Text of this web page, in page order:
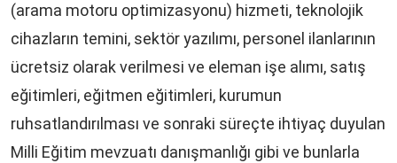
(arama motoru optimizasyonu) hizmeti, teknolojik
cihazların temini, sektör yazılımı, personel ilanlarının
ücretsiz olarak verilmesi ve eleman işe alımı, satış
eğitimleri, eğitmen eğitimleri, kurumun
ruhsatlandırılması ve sonraki süreçte ihtiyaç duyulan
Milli Eğitim mevzuatı danışmanlığı gibi ve bunlarla